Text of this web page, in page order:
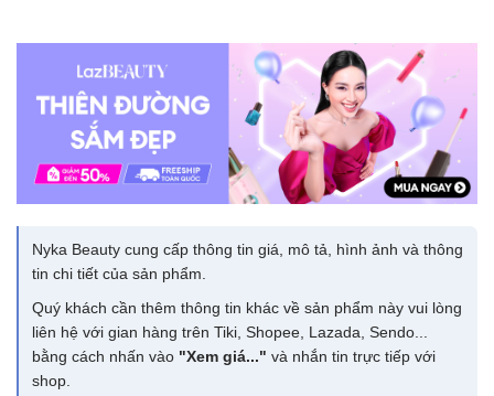
Nyka Beauty cung cấp thông tin giá, mô tả, hình ảnh và thông
tin chi tiết của sản phẩm.
Quý khách cần thêm thông tin khác về sản phẩm này vui lòng
liên hệ với gian hàng trên Tiki, Shopee, Lazada, Sendo...
bằng cách nhấn vào "Xem giá..." và nhắn tin trực tiếp với
shop.